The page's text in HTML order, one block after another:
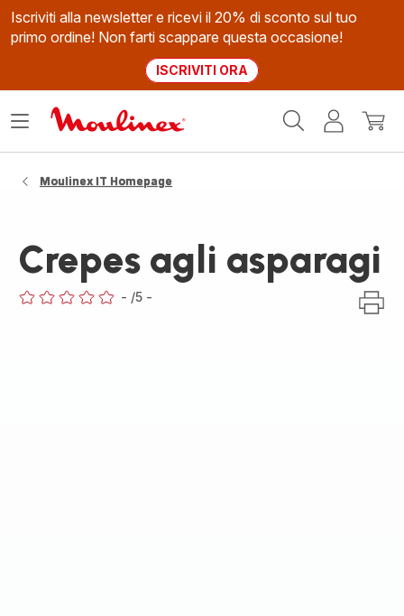
Iscriviti alla newsletter e ricevi il 20% di sconto sul tuo
primo ordine! Non farti scappare questa occasione!
ISCRIVITI ORA
Il
Apri
Moulinex IT Homepage
Crepes agli asparagi
- /5 -